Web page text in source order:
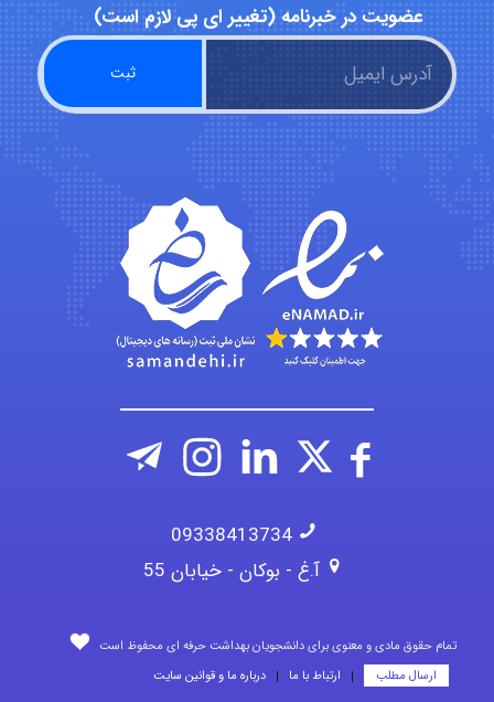
hosein abdolvand
Kati
emami
ehtesham
عضویت در خبرنامه (تغییر ای پی لازم است)
09338413734
آ.غ - بوکان - خیابان 55
تمام حقوق مادی و معنوی برای دانشجویان بهداشت حرفه ای محفوظ است
ارسال مطلب
ارتباط با ما درباره ما و قوانین سایت